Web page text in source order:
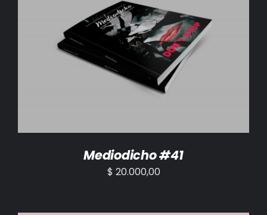
AÑADIR AL CARRITO / DETALLES
Mediodicho #41
$ 20.000,00